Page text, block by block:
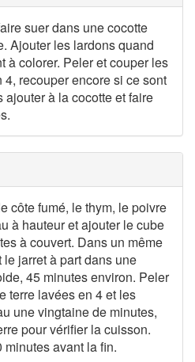
suer dans une cocotte
Ajouter les lardons quand
à colorer. Peler et couper les
recouper encore si ce sont
ajouter à la cocotte et faire
côte fumé, le thym, le poivre
à hauteur et ajouter le cube
à couvert. Dans un même
jarret à part dans une
45 minutes environ. Peler
terre lavées en 4 et les
une vingtaine de minutes,
pour vérifier la cuisson.
avant la fin.